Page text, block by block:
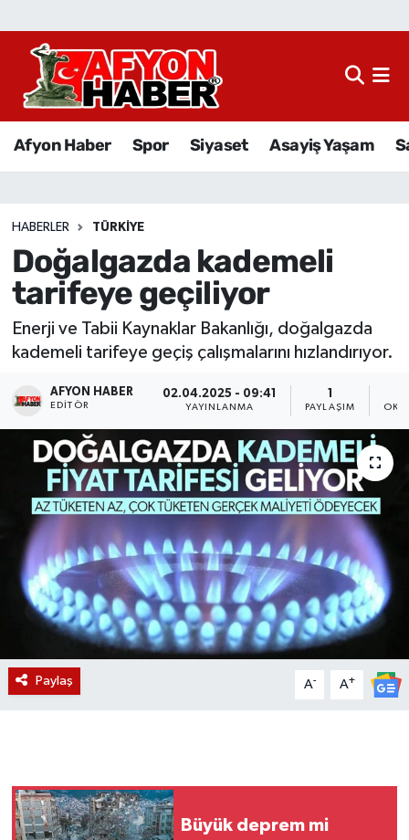
Afyon Haber Spor Siyaset Asayiş Yaşam
HABERLER TÜRKIYE
Doğalgazda kademeli
tarifeye geçiliyor
Enerji ve Tabii Kaynaklar Bakanlığı, doğalgazda
kademeli tarifeye geçiş çalışmalarını hızlandırıyor.
AFYON HABER
EDITÖR
02.04.2025 - 09:41
YAYINLANMA PAYLAŞIM
Paylaş A- A+
Büyük deprem mi
Afyon Haber
Sağlık
Eğitim
Sivil Toplum
Ekonomi
Magazin
Etkinlikler